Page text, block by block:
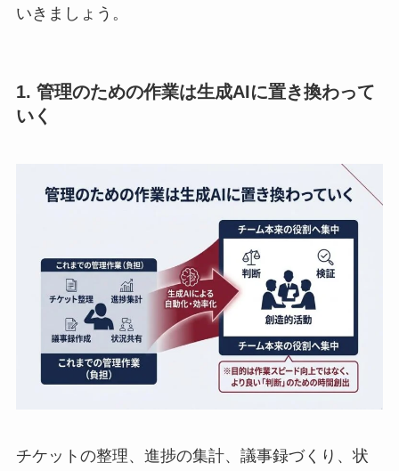
いきましょう。
1. 管理のための作業は生成AIに置き換わって
いく
チケットの整理、進捗の集計、議事録づくり、状